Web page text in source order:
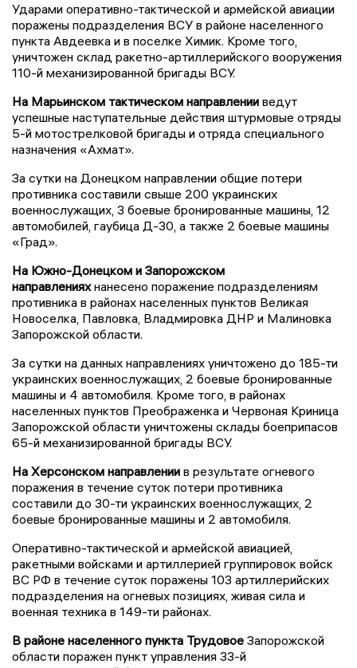
Ударами оперативно-тактической и армейской авиации
поражены подразделения ВСУ в районе населенного
пункта Авдеевка и в поселке Химик. Кроме того,
уничтожен склад ракетно-артиллерийского вооружения
110-й механизированной бригады ВСУ.
На Марьинском тактическом направлении ведут
успешные наступательные действия штурмовые отряды
5-й мотострелковой бригады и отряда специального
назначения «Ахмат».
За сутки на Донецком направлении общие потери
противника составили свыше 200 украинских
военнослужащих, 3 боевые бронированные машины, 12
автомобилей, гаубица Д-30, а также 2 боевые машины
«Град».
На Южно-Донецком и Запорожском
направленияхнанесено поражение подразделениям
противника в районах населенных пунктов Великая
Новоселка, Павловка, Владмировка ДНР и Малиновка
Запорожской области.
За сутки на данных направлениях уничтожено до 185-ти
украинских военнослужащих, 2 боевые бронированные
машины и 4 автомобиля. Кроме того, в районах
населенных пунктов Преображенка и Червоная Криница
Запорожской области уничтожены склады боеприпасов
65-й механизированной бригады ВСУ.
На Херсонском направлении в результате огневого
поражения в течение суток потери противника
составили до 30-ти украинских военнослужащих, 2
боевые бронированные машины и 2 автомобиля.
Оперативно-тактической и армейской авиацией,
ракетными войсками и артиллерией группировок войск
ВС РФ в течение суток поражены 103 артиллерийских
подразделения на огневых позициях, живая сила и
военная техника в 149-ти районах.
В районе населенного пункта Трудовое Запорожской
области поражен пункт управления 33-й